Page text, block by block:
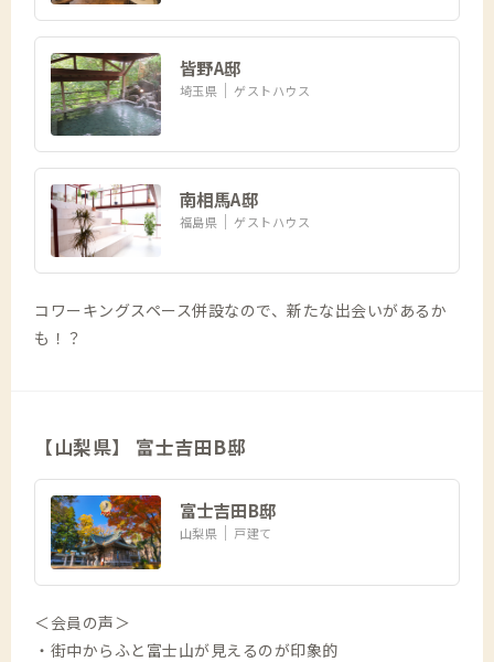
皆野A邸
埼玉県 ゲストハウス
南相馬A邸
福島県 ゲストハウス
コワーキングスペース併設なので、新たな出会いがあるか
も！？
【山梨県】 富士吉田B邸
富士吉田B邸
山梨県 戸建て
＜会員の声＞
・街中からふと富士山が見えるのが印象的